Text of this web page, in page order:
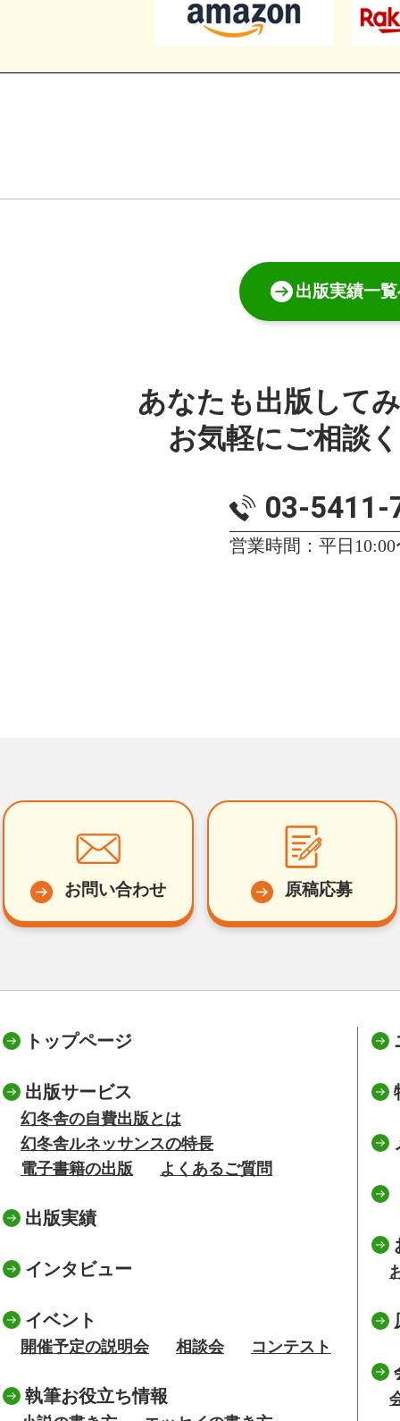
出版実績一
あなたも出版して
お気軽にご相談
03-5411-
営業時間：平日10:00
お問い合わせ 原稿応募
トップページ
出版サービス
幻冬舎の自費出版とは
幻冬舎ルネッサンスの特長
電子書籍の出版
よくあるご質問
出版実績
インタビュー
イベント
開催予定の説明会 相談会 コンテスト
執筆お役立ち情報